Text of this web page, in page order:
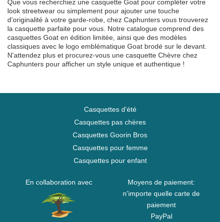
Que vous recherchiez une casquette Goat pour compléter votre
look streetwear ou simplement pour ajouter une touche
d'originalité à votre garde-robe, chez Caphunters vous trouverez
la casquette parfaite pour vous. Notre catalogue comprend des
casquettes Goat en édition limitée, ainsi que des modèles
classiques avec le logo emblématique Goat brodé sur le devant.
N'attendez plus et procurez-vous une casquette Chèvre chez
Caphunters pour afficher un style unique et authentique !
Casquettes d'été
Casquettes pas chères
Casquettes Goorin Bros
Casquettes pour femme
Casquettes pour enfant
En collaboration avec
Moyens de paiement:
n'importe quelle carte de
paiement
PayPal